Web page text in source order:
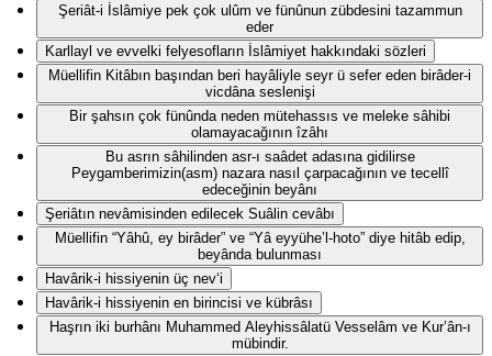
Şeriât-i İslâmiye pek çok ulûm ve fünûnun zübdesini tazammun
eder
Karllayl ve evvelki felyesofların İslâmiyet hakkındaki sözleri
Müellifin Kitâbın başından beri hayâliyle seyr ü sefer eden birâder-i
vicdâna seslenişi
Bir şahsın çok fünûnda neden mütehassıs ve meleke sâhibi
olamayacağının îzâhı
Bu asrın sâhilinden asr-ı saâdet adasına gidilirse
Peygamberimizin(asm) nazara nasıl çarpacağının ve tecellî
edeceğinin beyânı
Şeriâtın nevâmisinden edilecek Suâlin cevâbı
Müellifin “Yâhû, ey birâder” ve “Yâ eyyühe’l-hoto” diye hitâb edip,
beyânda bulunması
Havârik-i hissiyenin üç nev‘i
Havârik-i hissiyenin en birincisi ve kübrâsı
Haşrın iki burhânı Muhammed Aleyhissâlatü Vesselâm ve Kur’ân-ı
mübindir.